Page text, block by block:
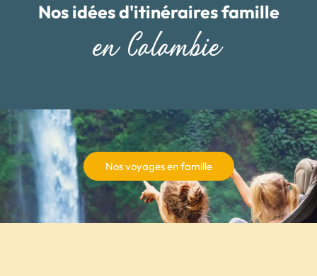
Nos idées d'itinéraires famille
en Colombie
Nos voyages en famille